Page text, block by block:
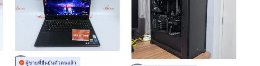
ผู้ขายที่ยืนยันตัวตนแล้ว